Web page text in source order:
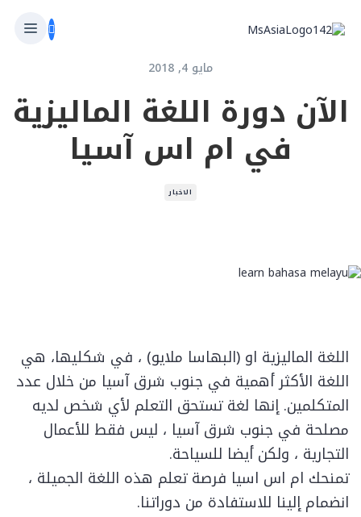
مايو 4, 2018
الآن دورة اللغة الماليزية
في ام اس آسيا
الاخبار
اللغة الماليزية او (البهاسا ملايو) ، في شكليها، هي
اللغة الأكثر أهمية في جنوب شرق آسيا من خلال عدد
المتكلمين. إنها لغة تستحق التعلم لأي شخص لديه
مصلحة في جنوب شرق آسيا ، ليس فقط للأعمال
التجارية ، ولكن أيضا للسياحة.
تمنحك ام اس اسيا فرصة تعلم هذه اللغة الجميلة ،
انضمام إلينا للاستفادة من دوراتنا.